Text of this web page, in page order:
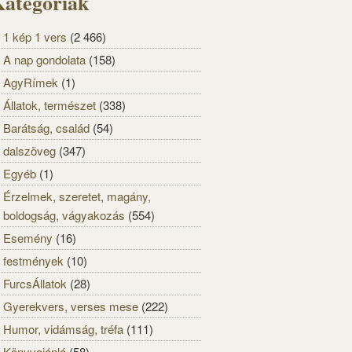
1 kép 1 vers (2 466)
A nap gondolata (158)
AgyRímek (1)
Állatok, természet (338)
Barátság, család (54)
dalszöveg (347)
Egyéb (1)
Érzelmek, szeretet, magány,
boldogság, vágyakozás (554)
Esemény (16)
festmények (10)
FurcsÁllatok (28)
Gyerekvers, verses mese (222)
Humor, vidámság, tréfa (111)